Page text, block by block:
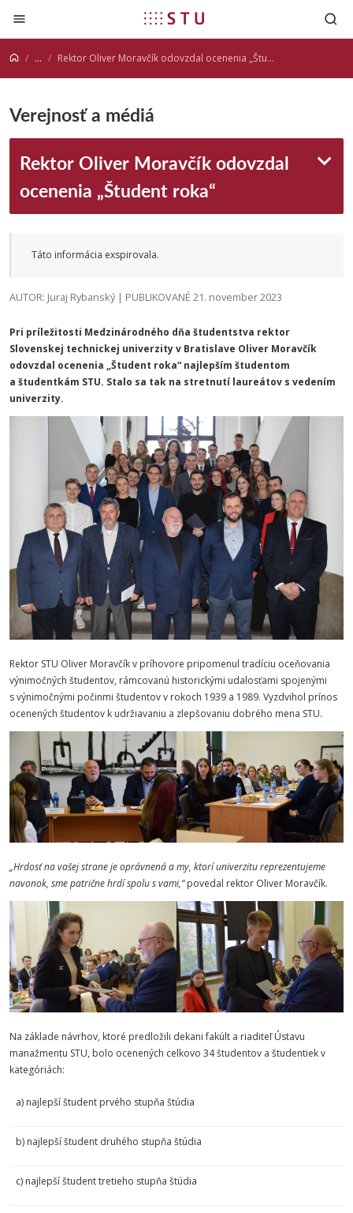
Prejsť na obsah
... Rektor Oliver Moravčík odovzdal ocenenia „Študent roka“
Verejnosť a médiá
Rektor Oliver Moravčík odovzdal
ocenenia „Študent roka“
Táto informácia exspirovala.
AUTOR: Juraj Rybanský | PUBLIKOVANÉ 21. november 2023
Pri príležitosti Medzinárodného dňa študentstva rektor
Slovenskej technickej univerzity v Bratislave Oliver Moravčík
odovzdal ocenenia „Študent roka“ najlepším študentom
a študentkám STU. Stalo sa tak na stretnutí laureátov s vedením
univerzity.
Rektor STU Oliver Moravčík v príhovore pripomenul tradíciu oceňovania
výnimočných študentov, rámcovanú historickými udalosťami spojenými
s výnimočnými počinmi študentov v rokoch 1939 a 1989. Vyzdvihol prínos
ocenených študentov k udržiavaniu a zlepšovaniu dobrého mena STU.
„Hrdosť na vašej strane je oprávnená a my, ktorí univerzitu reprezentujeme
navonok, sme patrične hrdí spolu s vami,“povedal rektor Oliver Moravčík.
Na základe návrhov, ktoré predložili dekani fakúlt a riaditeľ Ústavu
manažmentu STU, bolo ocenených celkovo 34 študentov a študentiek v
kategóriách:
a) najlepší študent prvého stupňa štúdia
b) najlepší študent druhého stupňa štúdia
c) najlepší študent tretieho stupňa štúdia